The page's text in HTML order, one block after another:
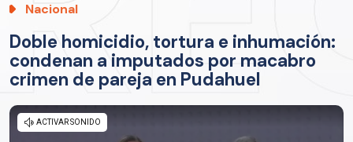
Nacional
Doble homicidio, tortura e inhumación:
condenan a imputados por macabro
crimen de pareja en Pudahuel